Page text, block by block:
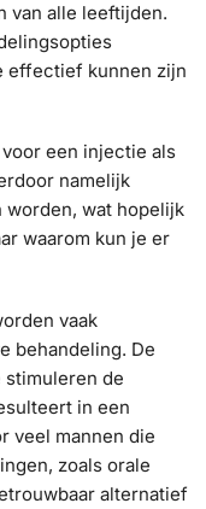
van alle leeftijden.
effectief kunnen zijn
een injectie als
namelijk
worden, wat hopelijk
waarom kun je er
vaak
behandeling. De
de
in een
veel mannen die
zoals orale
alternatief